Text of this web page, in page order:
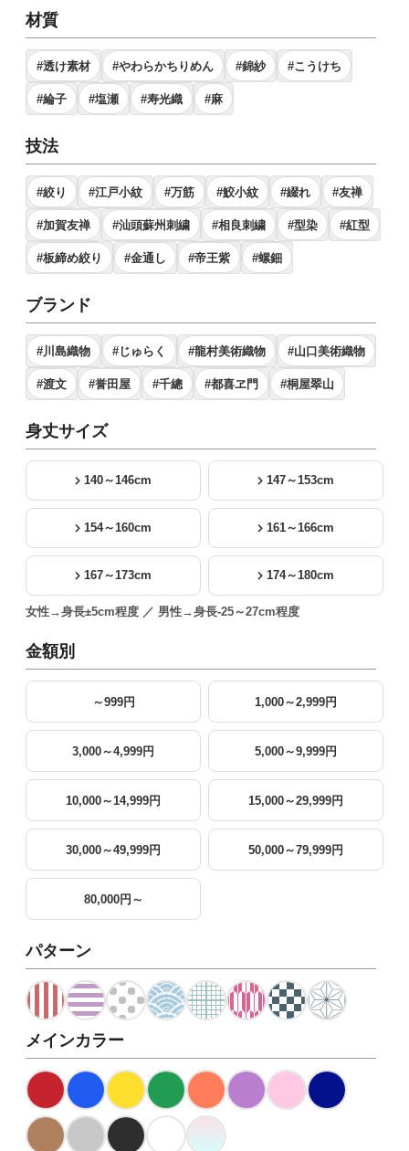
材質
#透け素材 #やわらかちりめん #錦紗 #こうけち
#綸子 #塩瀬 #寿光織 #麻
技法
#絞り #江戸小紋 #万筋 #鮫小紋 #綴れ #友禅
#加賀友禅 #汕頭蘇州刺繍 #相良刺繍 #型染 #紅型
#板締め絞り #金通し #帝王紫 #螺鈿
ブランド
#川島織物 #じゅらく #龍村美術織物 #山口美術織物
#渡文 #誉田屋 #千總 #都喜ヱ門 #桐屋翠山
身丈サイズ
140～146cm 147～153cm
154～160cm 161～166cm
167～173cm 174～180cm
女性→身長±5cm程度 ／ 男性→身長-25～27cm程度
金額別
～999円 1,000～2,999円
3,000～4,999円 5,000～9,999円
10,000～14,999円 15,000～29,999円
30,000～49,999円 50,000～79,999円
80,000円～
パターン
メインカラー